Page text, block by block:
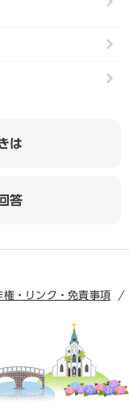
は
答
権・リンク・免責事項